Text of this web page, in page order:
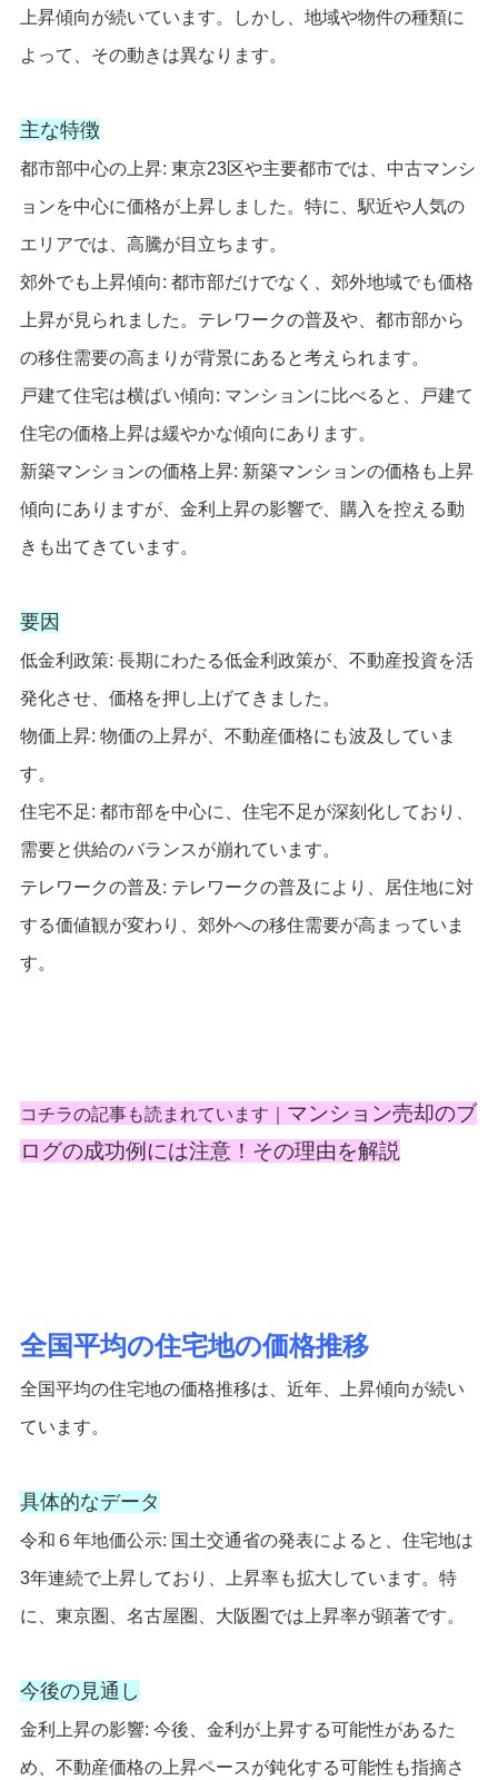
上昇傾向が続いています。しかし、地域や物件の種類に
よって、その動きは異なります。
主な特徴
都市部中心の上昇: 東京23区や主要都市では、中古マンシ
ョンを中心に価格が上昇しました。特に、駅近や人気の
エリアでは、高騰が目立ちます。
郊外でも上昇傾向: 都市部だけでなく、郊外地域でも価格
上昇が見られました。テレワークの普及や、都市部から
の移住需要の高まりが背景にあると考えられます。
戸建て住宅は横ばい傾向: マンションに比べると、戸建て
住宅の価格上昇は緩やかな傾向にあります。
新築マンションの価格上昇: 新築マンションの価格も上昇
傾向にありますが、金利上昇の影響で、購入を控える動
きも出てきています。
要因
低金利政策: 長期にわたる低金利政策が、不動産投資を活
発化させ、価格を押し上げてきました。
物価上昇: 物価の上昇が、不動産価格にも波及していま
す。
住宅不足: 都市部を中心に、住宅不足が深刻化しており、
需要と供給のバランスが崩れています。
テレワークの普及: テレワークの普及により、居住地に対
する価値観が変わり、郊外への移住需要が高まっていま
す。
コチラの記事も読まれています｜ マンション売却のブ
ログの成功例には注意！その理由を解説
全国平均の住宅地の価格推移
全国平均の住宅地の価格推移は、近年、上昇傾向が続い
ています。
具体的なデータ
令和６年地価公示: 国土交通省の発表によると、住宅地は
3年連続で上昇しており、上昇率も拡大しています。特
に、東京圏、名古屋圏、大阪圏では上昇率が顕著です。
今後の見通し
金利上昇の影響: 今後、金利が上昇する可能性があるた
め、不動産価格の上昇ペースが鈍化する可能性も指摘さ